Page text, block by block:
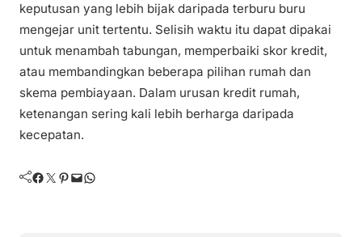
keputusan yang lebih bijak daripada terburu buru
mengejar unit tertentu. Selisih waktu itu dapat dipakai
untuk menambah tabungan, memperbaiki skor kredit,
atau membandingkan beberapa pilihan rumah dan
skema pembiayaan. Dalam urusan kredit rumah,
ketenangan sering kali lebih berharga daripada
kecepatan.
Facebook Twitter Pinterest Mail WhatsApp